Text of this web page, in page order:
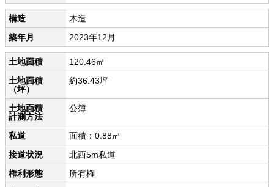
構造
木造
築年月
2023年12月
土地面積
120.46㎡
土地面積
（坪）
約36.43坪
土地面積
計測方法
公簿
私道
面積：0.88㎡
接道状況
北西5m私道
権利形態
所有権